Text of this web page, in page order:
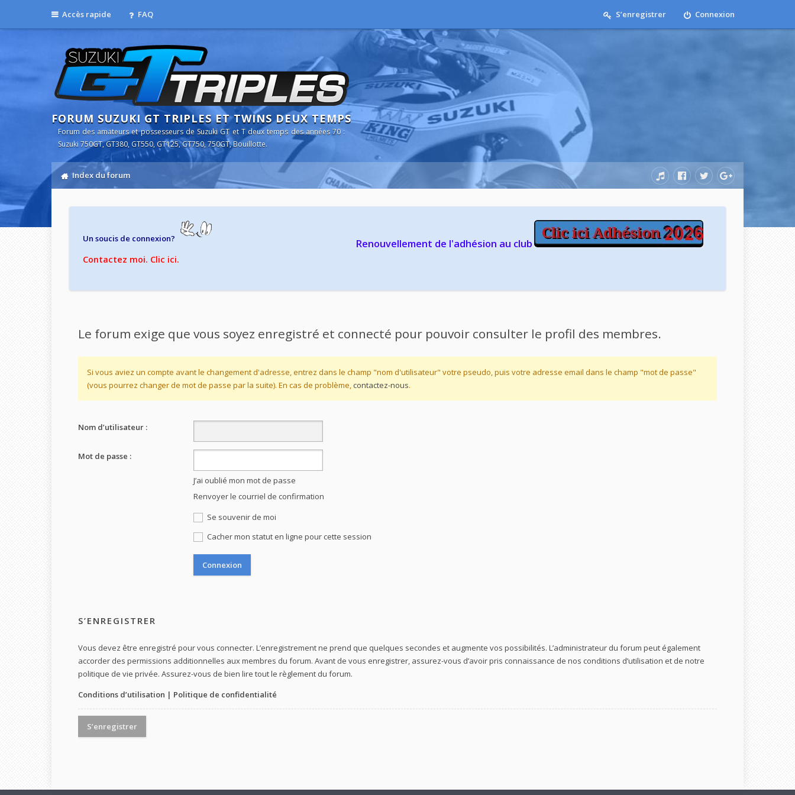
Accès rapide FAQ Connexion
S’enregistrer
FORUM SUZUKI GT TRIPLES ET TWINS DEUX TEMPS
Forum des amateurs et possesseurs de Suzuki GT et T deux temps des années 70 :
Suzuki 750GT, GT380, GT550, GT125, GT750, 750GT, Bouillotte.
Index du forum
Un soucis de connexion?
Contactez moi. Clic ici.
Renouvellement de l'adhésion au club
Le forum exige que vous soyez enregistré et connecté pour pouvoir consulter le profil des membres.
Si vous aviez un compte avant le changement d'adresse, entrez dans le champ "nom d'utilisateur" votre pseudo, puis votre adresse email dans le champ "mot de passe"
(vous pourrez changer de mot de passe par la suite). En cas de problème, contactez-nous.
Nom d’utilisateur :
Mot de passe :
J’ai oublié mon mot de passe
Renvoyer le courriel de confirmation
Se souvenir de moi
Cacher mon statut en ligne pour cette session
S’ENREGISTRER
Vous devez être enregistré pour vous connecter. L’enregistrement ne prend que quelques secondes et augmente vos possibilités. L’administrateur du forum peut également
accorder des permissions additionnelles aux membres du forum. Avant de vous enregistrer, assurez-vous d’avoir pris connaissance de nos conditions d’utilisation et de notre
politique de vie privée. Assurez-vous de bien lire tout le règlement du forum.
Conditions d’utilisation | Politique de confidentialité
S’enregistrer